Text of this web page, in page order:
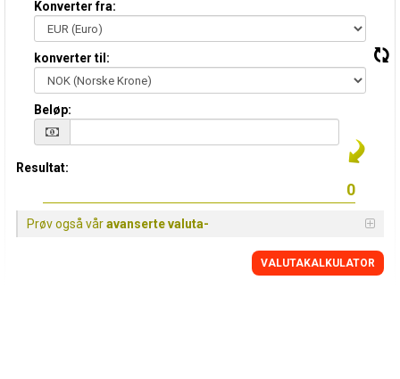
Konverter fra:
konverter til:
Beløp:
Resultat:
Prøv også våravanserte valuta-
VALUTAKALKULATOR